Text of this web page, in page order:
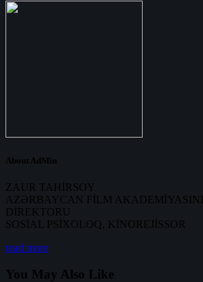
About AdMin
ZAUR TAHİRSOY
AZƏRBAYCAN FİLM
DİREKTORU
SOSİAL PSİXOLOQ, KİNOREJİSSOR
read more
You May Also Like